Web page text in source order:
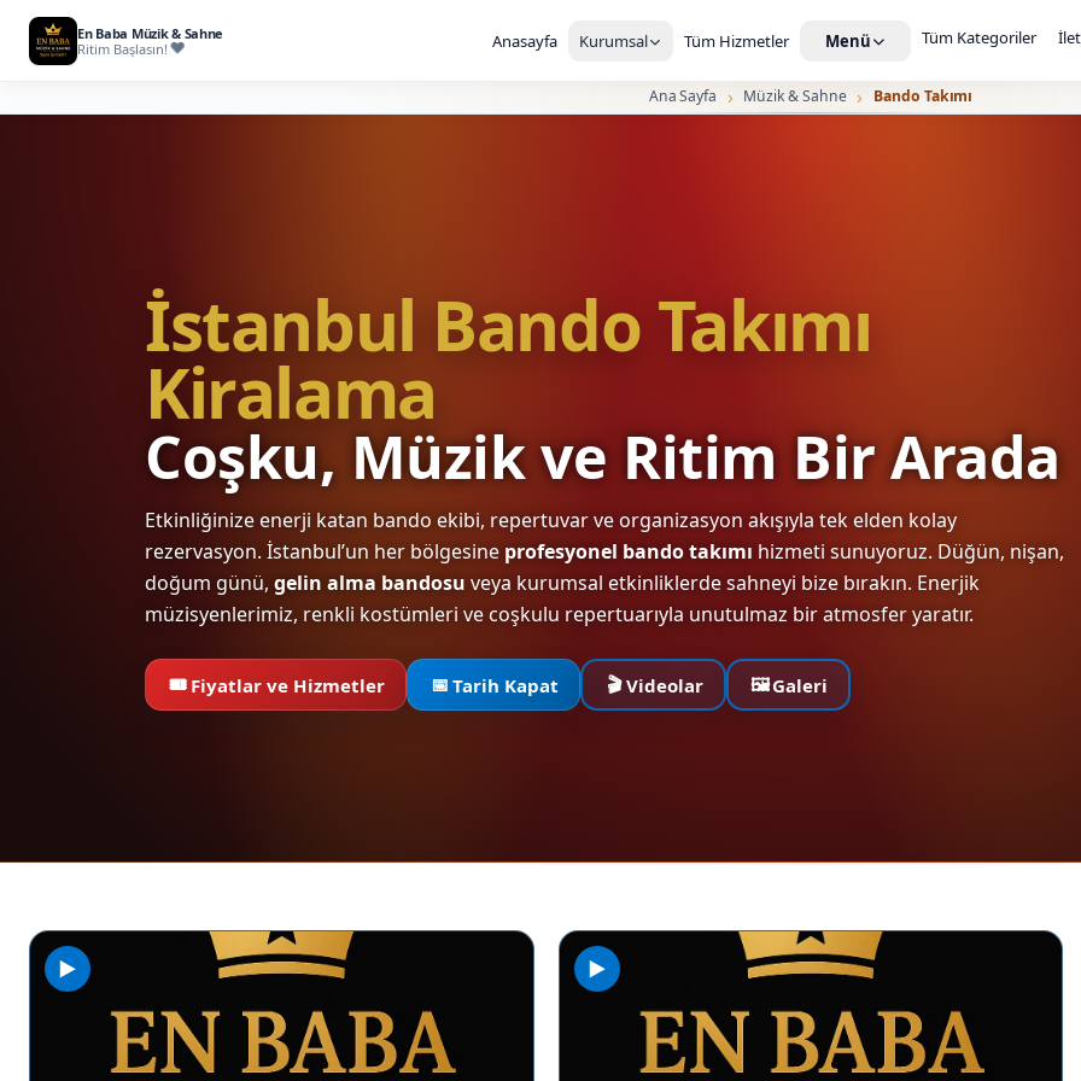
En Baba Müzik & Sahne
Ritim Başlasın!
Anasayfa Kurumsal Tüm Hizmetler Menü Tüm Kategoriler
Ana Sayfa Müzik & Sahne Bando Takımı
İstanbul Bando Takımı
Kiralama
Coşku, Müzik ve Ritim Bir Arada
Etkinliğinize enerji katan bando ekibi, repertuvar ve organizasyon akışıyla tek elden kolay
rezervasyon. İstanbul’un her bölgesine profesyonel bando takımı hizmeti sunuyoruz. Düğün, nişan,
doğum günü, gelin alma bandosu veya kurumsal etkinliklerde sahneyi bize bırakın. Enerjik
müzisyenlerimiz, renkli kostümleri ve coşkulu repertuarıyla unutulmaz bir atmosfer yaratır.
🎟️ Fiyatlar ve Hizmetler 📅 Tarih Kapat 🎬 Videolar 🖼️Galeri
▶ ▶